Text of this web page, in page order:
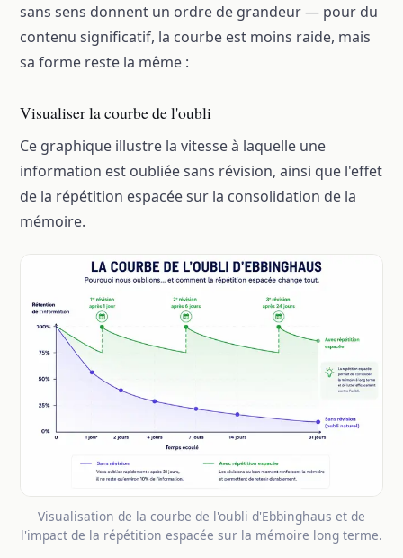
sans sens donnent un ordre de grandeur — pour du
contenu significatif, la courbe est moins raide, mais
sa forme reste la même :
Visualiser la courbe de l'oubli
Ce graphique illustre la vitesse à laquelle une
information est oubliée sans révision, ainsi que l'effet
de la répétition espacée sur la consolidation de la
mémoire.
Visualisation de la courbe de l'oubli d'Ebbinghaus et de
l'impact de la répétition espacée sur la mémoire long terme.